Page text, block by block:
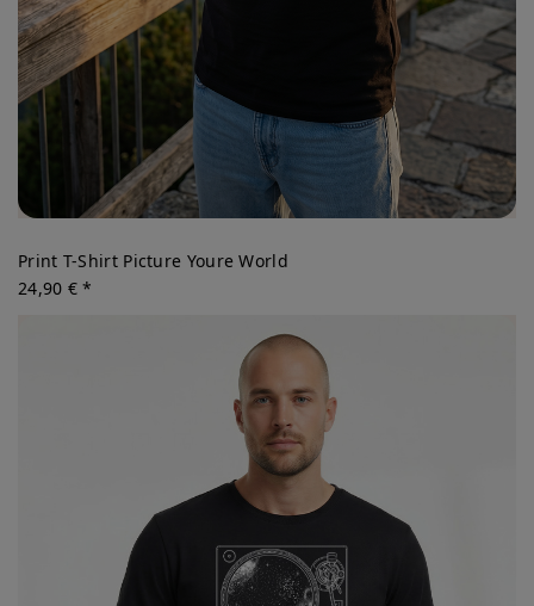
Print T-Shirt Picture Youre World
24,90 € *